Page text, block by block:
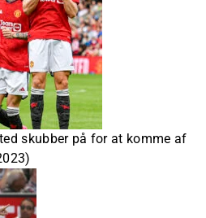
skubber på for at komme af